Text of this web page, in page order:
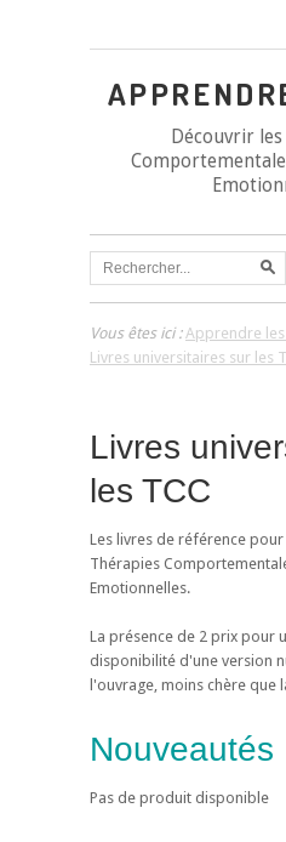
Découvrir
Vous êtes ici :Apprendre les
Livres universitaires sur les
Livres
les TCC
Les livres de référence
Thérapies
Emotionnelles.
La présence de 2 prix pour
disponibilité d'une version
l'ouvrage, moins chère que
Nouveautés
Pas de produit disponible